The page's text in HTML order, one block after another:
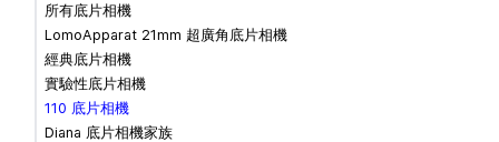
所有底片相機
LomoApparat 21mm 超廣角底片相機
經典底片相機
實驗性底片相機
110 底片相機
Diana 底片相機家族